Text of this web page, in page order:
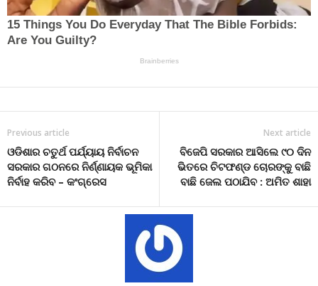
Previous article
ଓଡିଶାର ଚତୁର୍ଥ ପର୍ଯ୍ୟାୟ ନିର୍ବାଚନ
ସରକାର ଗଠନରେ ନିର୍ଣ୍ଣାୟକ ଭୂମିକା
ନିର୍ବାହ କରିବ – କଂଗ୍ରେସ
Next article
ବିଜେପି ସରକାର ଆସିଲେ ୯୦ ଦିନ
ଭିତରେ ଚିଟଫଣ୍ଡ ଚୋରଙ୍କୁ ବାଛି
ବାଛି ଜେଲ ପଠାଯିବ : ଅମିତ ଶାହା